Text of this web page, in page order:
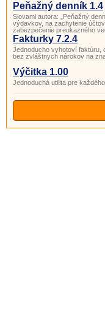
Peňažný denník 1.4
Slovami autora: „Peňažný
výdavkov, na zachytenie
zabezpečenie preukazného
Fakturky 7.2.4
Jednoducho vyhotoví faktúru,
bez zvláštnych nárokov na
Výčitka 1.00
Jednoduchá utilita pre